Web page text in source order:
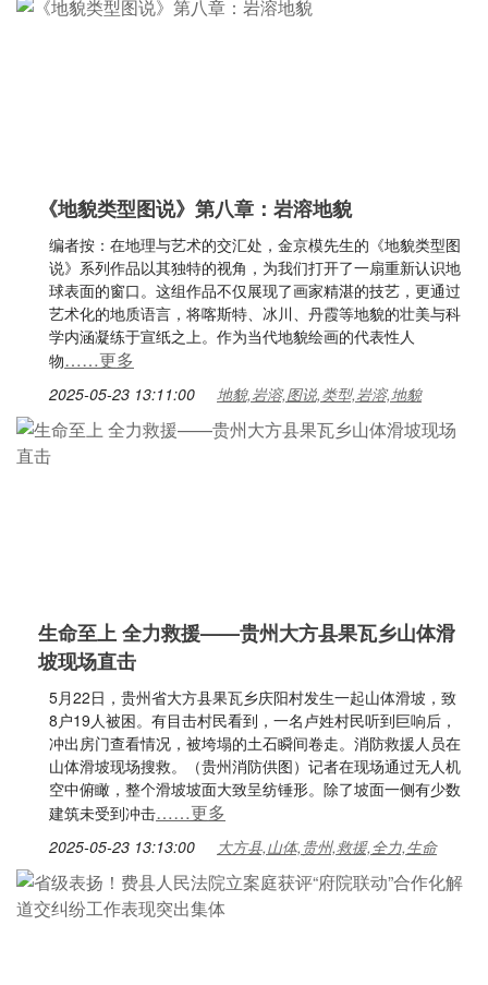
《地貌类型图说》第八章：岩溶地貌
编者按：在地理与艺术的交汇处，金京模先生的《地貌类型图
说》系列作品以其独特的视角，为我们打开了一扇重新认识地
球表面的窗口。这组作品不仅展现了画家精湛的技艺，更通过
艺术化的地质语言，将喀斯特、冰川、丹霞等地貌的壮美与科
学内涵凝练于宣纸之上。作为当代地貌绘画的代表性人
物……更多
2025-05-23 13:11:00 地貌,岩溶,图说,类型,岩溶,地貌
生命至上 全力救援——贵州大方县果瓦乡山体滑
坡现场直击
5月22日，贵州省大方县果瓦乡庆阳村发生一起山体滑坡，致
8户19人被困。有目击村民看到，一名卢姓村民听到巨响后，
冲出房门查看情况，被垮塌的土石瞬间卷走。消防救援人员在
山体滑坡现场搜救。（贵州消防供图）记者在现场通过无人机
空中俯瞰，整个滑坡坡面大致呈纺锤形。除了坡面一侧有少数
建筑未受到冲击……更多
2025-05-23 13:13:00 大方县,山体,贵州,救援,全力,生命